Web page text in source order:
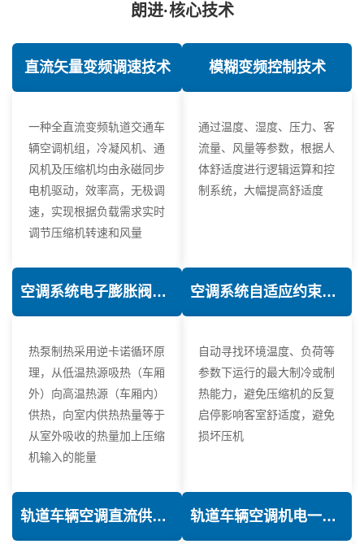
朗进·核心技术
直流矢量变频调速技术
一种全直流变频轨道交通车
辆空调机组，冷凝风机、通
风机及压缩机均由永磁同步
电机驱动，效率高，无极调
速，实现根据负载需求实时
调节压缩机转速和风量
模糊变频控制技术
通过温度、湿度、压力、客
流量、风量等参数，根据人
体舒适度进行逻辑运算和控
制系统，大幅提高舒适度
空调系统电子膨胀阀热力学优化技术
热泵制热采用逆卡诺循环原
理，从低温热源吸热（车厢
外）向高温热源（车厢内）
供热，向室内供热热量等于
从室外吸收的热量加上压缩
机输入的能量
空调系统自适应约束控制技术
自动寻找环境温度、负荷等
参数下运行的最大制冷或制
热能力，避免压缩机的反复
启停影响客室舒适度，避免
损坏压机
轨道车辆空调直流供电技术 轨道车辆空调机电一体化技术